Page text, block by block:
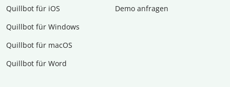
Quillbot für iOS
Quillbot für Windows
Quillbot für macOS
Quillbot für Word
Demo anfragen